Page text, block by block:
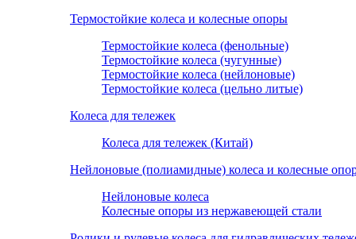
Термостойкие колеса и колесные опоры
Термостойкие колеса (фенольные)
Термостойкие колеса (чугунные)
Термостойкие колеса (нейлоновые)
Термостойкие колеса (цельно литые)
Колеса для тележек
Колеса для тележек (Китай)
Нейлоновые (полиамидные) колеса и колесные
Нейлоновые колеса
Колесные опоры из нержавеющей стали